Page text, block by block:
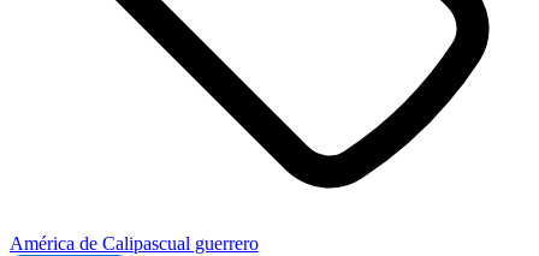
América de Calipascual guerrero